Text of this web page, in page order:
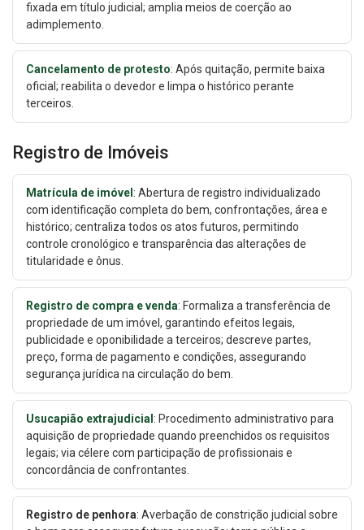
fixada em título judicial; amplia meios de coerção ao
adimplemento.
Cancelamento de protesto: Após quitação, permite baixa
oficial; reabilita o devedor e limpa o histórico perante
terceiros.
Registro de Imóveis
Matrícula de imóvel: Abertura de registro individualizado
com identificação completa do bem, confrontações, área e
histórico; centraliza todos os atos futuros, permitindo
controle cronológico e transparência das alterações de
titularidade e ônus.
Registro de compra e venda: Formaliza a transferência de
propriedade de um imóvel, garantindo efeitos legais,
publicidade e oponibilidade a terceiros; descreve partes,
preço, forma de pagamento e condições, assegurando
segurança jurídica na circulação do bem.
Usucapião extrajudicial: Procedimento administrativo para
aquisição de propriedade quando preenchidos os requisitos
legais; via célere com participação de profissionais e
concordância de confrontantes.
Registro de penhora: Averbação de constrição judicial sobre